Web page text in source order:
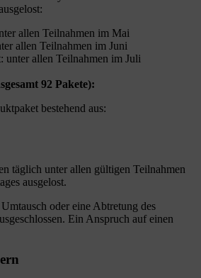
allen Teilnahmen im Mai
allen Teilnahmen im Juni
unter allen Teilnahmen im Juli
92 Pakete):
bestehend aus:
täglich unter allen gültigen Teilnahmen
ausgelost.
oder eine Abtretung des
Ein Anspruch auf einen